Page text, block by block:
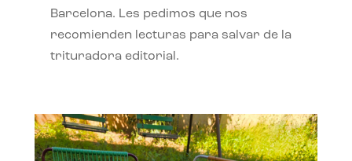
Barcelona. Les pedimos que nos
recomienden lecturas para salvar de la
trituradora editorial.